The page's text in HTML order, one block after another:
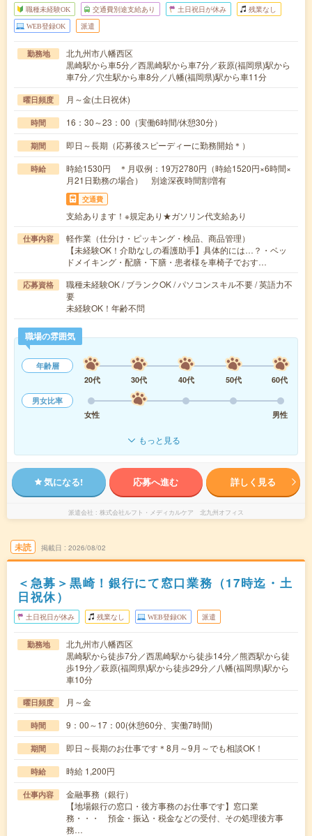
職種未経験OK 交通費別途支給あり 土日祝日が休み 残業なし
WEB登録OK 派遣
勤務地
北九州市八幡西区
黒崎駅から車5分／西黒崎駅から車7分／萩原(福岡県)駅から
車7分／穴生駅から車8分／八幡(福岡県)駅から車11分
曜日頻度 月～金(土日祝休)
時間 16：30～23：00（実働6時間/休憩30分）
期間 即日～長期（応募後スピーディーに勤務開始＊）
時給
時給1530円 ＊月収例：19万2780円（時給1520円×6時間×
月21日勤務の場合） 別途深夜時間割増有
交通費
支給あります！※規定あり★ガソリン代支給あり
仕事内容
軽作業（仕分け・ピッキング・検品、商品管理）
【未経験OK！介助なしの看護助手】具体的には…？・ベッ
ドメイキング・配膳・下膳・患者様を車椅子でおす…
応募資格
職種未経験OK / ブランクOK / パソコンスキル不要 / 英語力不
要
未経験OK！年齢不問
職場の雰囲気
年齢層
20代
30代 40代 50代
60代
男女比率
女性
男性
もっと見る
気になる! 応募へ進む 詳しく見る
派遣会社 株式会社ルフト・メディカルケア 北九州オフィス
未読 掲載日 2026/08/02
＜急募＞黒崎！銀行にて窓口業務（17時迄・土
日祝休）
土日祝日が休み 残業なし WEB登録OK 派遣
勤務地
北九州市八幡西区
黒崎駅から徒歩7分／西黒崎駅から徒歩14分／熊西駅から徒
歩19分／萩原(福岡県)駅から徒歩29分／八幡(福岡県)駅から
車10分
曜日頻度 月～金
時間 9：00～17：00(休憩60分、実働7時間)
期間 即日～長期のお仕事です＊8月～9月～でも相談OK！
時給 時給 1,200円
仕事内容
金融事務（銀行）
【地場銀行の窓口・後方事務のお仕事です】窓口業
務・・・ 預金・振込・税金などの受付、その処理後方事
務…